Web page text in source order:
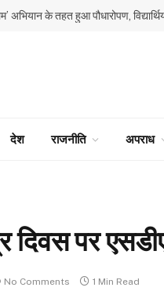
देश राजनीति अपराध
पर
No Comments 1 Min Read